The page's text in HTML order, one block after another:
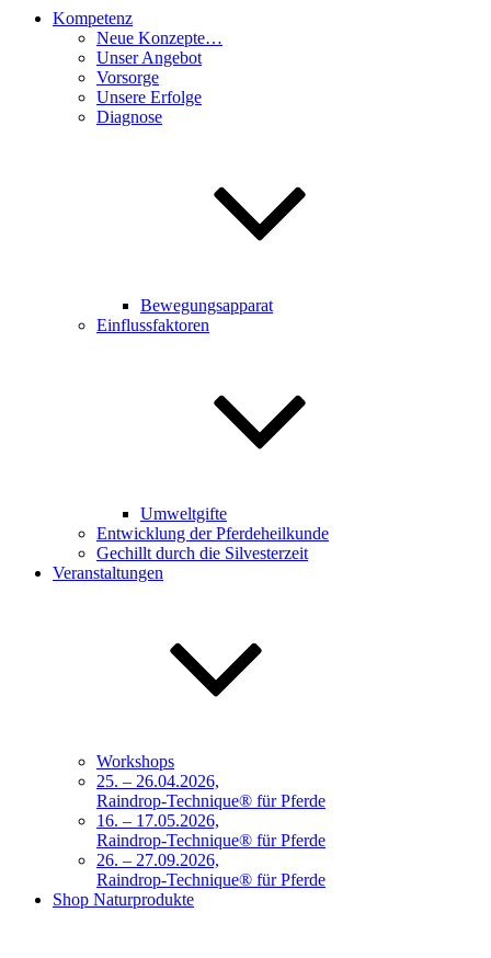
Kompetenz
Neue Konzepte…
Unser Angebot
Vorsorge
Unsere Erfolge
Diagnose
Bewegungsapparat
Einflussfaktoren
Umweltgifte
Entwicklung der Pferdeheilkunde
Gechillt durch die Silvesterzeit
Veranstaltungen
Workshops
25. – 26.04.2026,
Raindrop-Technique® für Pferde
16. – 17.05.2026,
Raindrop-Technique® für Pferde
26. – 27.09.2026,
Raindrop-Technique® für Pferde
Shop Naturprodukte